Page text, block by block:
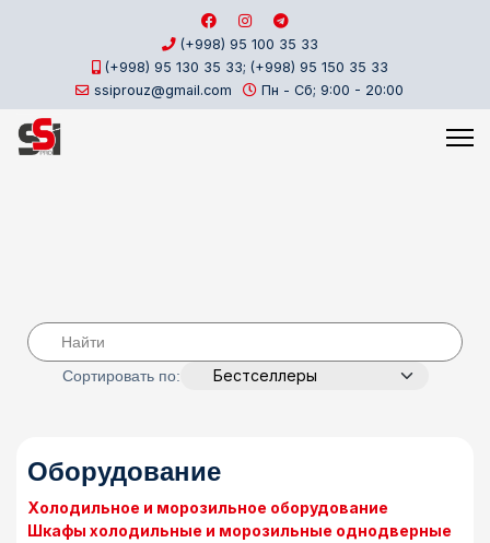
(+998) 95 100 35 33
(+998) 95 130 35 33; (+998) 95 150 35 33
ssiprouz@gmail.com
Пн - Сб; 9:00 - 20:00
Сортировать по:
Оборудование
Холодильное и морозильное оборудование
Шкафы холодильные и морозильные однодверные